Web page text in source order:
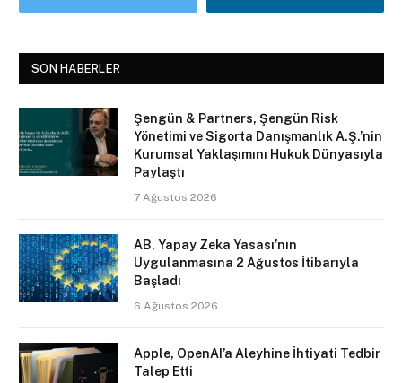
SON HABERLER
Şengün & Partners, Şengün Risk
Yönetimi ve Sigorta Danışmanlık A.Ş.’nin
Kurumsal Yaklaşımını Hukuk Dünyasıyla
Paylaştı
7 Ağustos 2026
AB, Yapay Zeka Yasası’nın
Uygulanmasına 2 Ağustos İtibarıyla
Başladı
6 Ağustos 2026
Apple, OpenAI’a Aleyhine İhtiyati Tedbir
Talep Etti